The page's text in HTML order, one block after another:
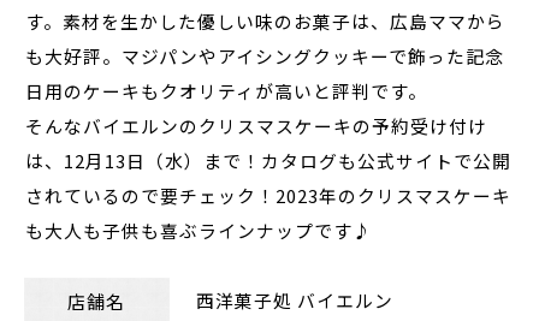
す。素材を生かした優しい味のお菓子は、広島ママから
も大好評。マジパンやアイシングクッキーで飾った記念
日用のケーキもクオリティが高いと評判です。
そんなバイエルンのクリスマスケーキの予約受け付け
は、12月13日（水）まで！カタログも公式サイトで公開
されているので要チェック！2023年のクリスマスケーキ
も大人も子供も喜ぶラインナップです♪
店舗名 西洋菓子処 バイエルン